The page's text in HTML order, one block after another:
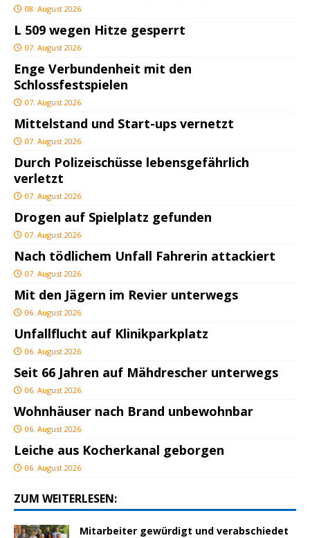
08. August 2026
L 509 wegen Hitze gesperrt
07. August 2026
Enge Verbundenheit mit den
Schlossfestspielen
07. August 2026
Mittelstand und Start-ups vernetzt
07. August 2026
Durch Polizeischüsse lebensgefährlich
verletzt
07. August 2026
Drogen auf Spielplatz gefunden
07. August 2026
Nach tödlichem Unfall Fahrerin attackiert
07. August 2026
Mit den Jägern im Revier unterwegs
06. August 2026
Unfallflucht auf Klinikparkplatz
06. August 2026
Seit 66 Jahren auf Mähdrescher unterwegs
06. August 2026
Wohnhäuser nach Brand unbewohnbar
06. August 2026
Leiche aus Kocherkanal geborgen
06. August 2026
ZUM WEITERLESEN:
Mitarbeiter gewürdigt und verabschiedet